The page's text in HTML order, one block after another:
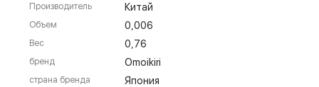
Производитель Китай
Объем 0,006
Вес 0,76
бренд Omoikiri
страна бренда Япония